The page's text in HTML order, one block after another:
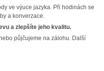
ve výuce jazyka. Při hodinách se
a konverzace.
a zlepšíte jeho kvalitu.
půjčujeme na zálohu. Další